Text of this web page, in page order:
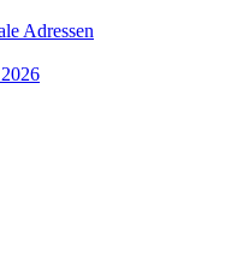
Adressen